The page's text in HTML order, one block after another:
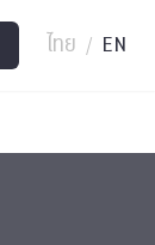
ไทย / EN